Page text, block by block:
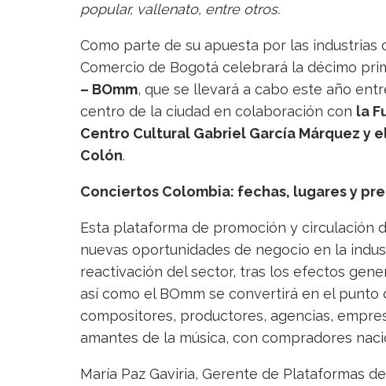
popular, vallenato, entre otros.
Como parte de su apuesta por las industrias
Comercio de Bogotá celebrará la décimo
– BOmm, que se llevará a cabo este año
centro de la ciudad en colaboración con la
Centro Cultural Gabriel García Márquez y
Colón.
Conciertos Colombia: fechas, lugares y
Esta plataforma de promoción y circulación
nuevas oportunidades de negocio en la
reactivación del sector, tras los efectos
así como el BOmm se convertirá en el punto
compositores, productores, agencias,
amantes de la música, con compradores
María Paz Gaviria, Gerente de Plataformas